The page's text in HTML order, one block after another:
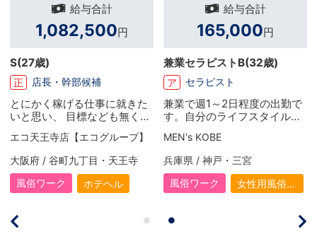
給与合計
1,082,500円
S(27歳)
正 店長・幹部候補
とにかく稼げる仕事に就きた
いと思い、 目標なども無くこ
の仕事に辿り着きました！ 初
めは言われるがまま… といっ
た形で働いていましたが、 や
りがいを感じる事も増え、夢
も出来て 上を目指して頑張る
ようになりました。 入社して
り今は目標に向けて精進して
いる最中です。
エコ天王寺店【エコグループ】
大阪府 / 谷町九丁目・天王寺
風俗ワーク
ホテヘル
給与合計
165,000円
兼業セラピストB(32歳)
ア セラピスト
兼業で週1～2日程度の出勤で
す。自分のライフスタイルに
収入面でも助かってます。本
業だけではできなかった多少
の贅沢もできるようになり、
頑張りがいを感じています。
MEN's KOBE
兵庫県 / 神戸・三宮
風俗ワーク
女性用風俗